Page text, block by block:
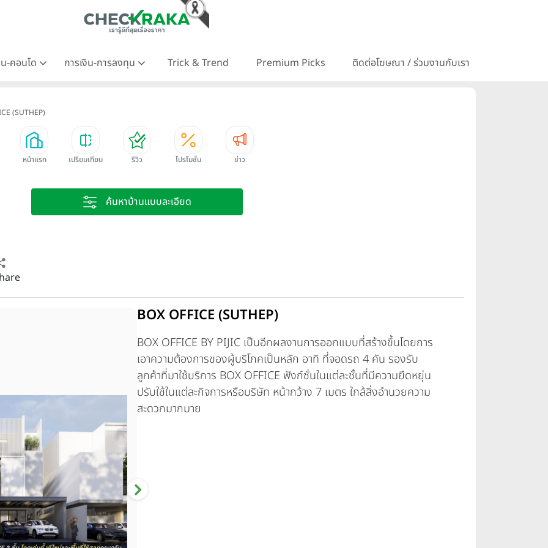
-คอนโด การเงิน-การลงทุน Trick & Trend Premium Picks ติดต่อโฆษณา / ร่วมงานกับเรา
(SUTHEP)
หน้าแรก เปรียบเทียบ รีวิว โปรโมชั่น ข่าว
ค้นหาบ้านแบบละเอียด
BOX OFFICE (SUTHEP)
BOX OFFICE BY PIJIC เป็นอีกผลงานการออกแบบที่สร้างขึ้นโดยการ
เอาความต้องการของผู้บริโภคเป็นหลัก อาทิ ที่จอดรถ 4 คัน รองรับ
ลูกค้าที่มาใช้บริการ BOX OFFICE ฟังก์ชั่นในแต่ละชั้นที่มีความยืดหยุ่น
ปรับใช้ในแต่ละกิจการหรือบริษัท หน้ากว้าง 7 เมตร ใกล้สิ่งอำนวยความ
สะดวกมากมาย